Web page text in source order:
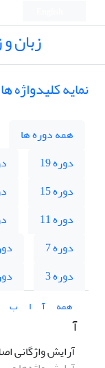
زبان
نمایه کلیدواژه ها
همه دوره ها
دوره 19
دوره 15
دوره 11
دوره 7
دوره 3
همه آ ا ب
آ
آرایش واژگانی